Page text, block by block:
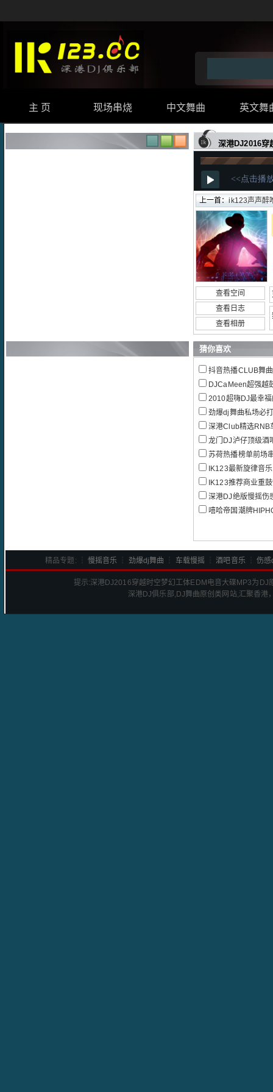
主 页 现场串烧 中文舞曲 英文舞
深港DJ2016穿
上一首：ik123声声醉唯美女
查看空间
查看日志
查看相册
猜你喜欢
抖音热播CLUB舞
DJCaMeen超强越鼓
2010超嗨DJ最幸
劲爆dj舞曲私场必
深港Club精选RNB
龙门DJ泸仔顶级酒
苏荷热播榜单前场
IK123最新旋律音
IK123推荐商业重
深港DJ绝版慢摇伤
嘻哈帝国潮牌
精品专题: ┆ 慢摇音乐 劲爆dj舞曲 车载慢摇 ┆酒吧音乐┆伤感
提示:深港DJ2016穿越时空梦幻工体EDM电音大碟 MP3为DJ
深港DJ俱乐部,DJ舞曲原创类网站,汇聚香港